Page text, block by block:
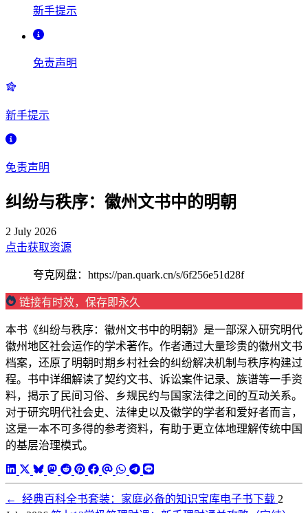
新手提示
免责声明
新手提示
免责声明
纠纷与秩序：徽州文书中的明朝
2 July 2026
点击获取资源
夸克网盘：https://pan.quark.cn/s/6f256e51d28f
链接有时效，保存即永久
本书《纠纷与秩序：徽州文书中的明朝》是一部深入研究明代
徽州地区社会运作的学术著作。作者通过大量珍贵的徽州文书
档案，还原了明朝时期乡村社会的纠纷解决机制与秩序构建过
程。书中详细解读了契约文书、诉讼案件记录、族谱等一手资
料，揭示了民间习俗、乡规民约与国家法律之间的互动关系。
对于研究明代社会史、法律史以及徽学的学者和爱好者而言，
这是一本不可多得的参考资料，有助于更立体地理解传统中国
的基层治理模式。
← 经典百科全书套装：家庭必备的知识宝库电子书下载 2